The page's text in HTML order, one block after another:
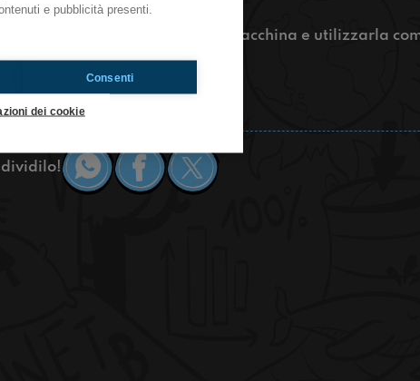
è piu un problema!
di staccare una ruota da una macchina e utilizzarla
e pubblicità presenti.
Consenti
dei cookie